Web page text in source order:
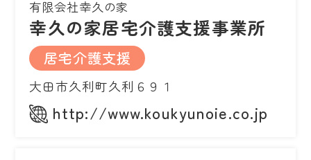
有限会社幸久の家
幸久の家居宅介護支援事業所
居宅介護支援
大田市久利町久利６９１
http://www.koukyunoie.co.jp